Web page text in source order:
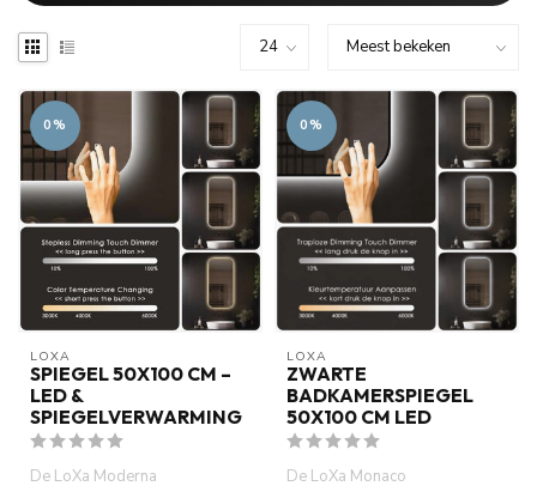
0%
LOXA
SPIEGEL 50X100 CM –
LED &
SPIEGELVERWARMING
De LoXa Moderna
0%
LOXA
ZWARTE
BADKAMERSPIEGEL
50X100 CM LED
De LoXa Monaco